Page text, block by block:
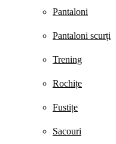
Pantaloni
Pantaloni scurți
Trening
Rochițe
Fustițe
Sacouri